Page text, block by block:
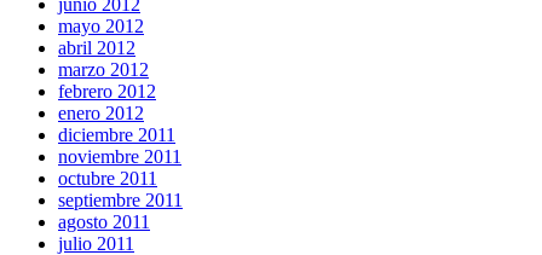
junio 2012
mayo 2012
abril 2012
marzo 2012
febrero 2012
enero 2012
diciembre 2011
noviembre 2011
octubre 2011
septiembre 2011
agosto 2011
julio 2011